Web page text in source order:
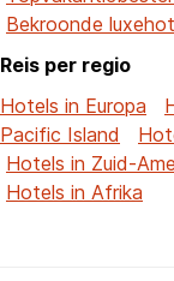
Bekroonde
Reis per regio
Hotels in Europa
Pacific Island
Hotels in Zuid-
Hotels in Afrika